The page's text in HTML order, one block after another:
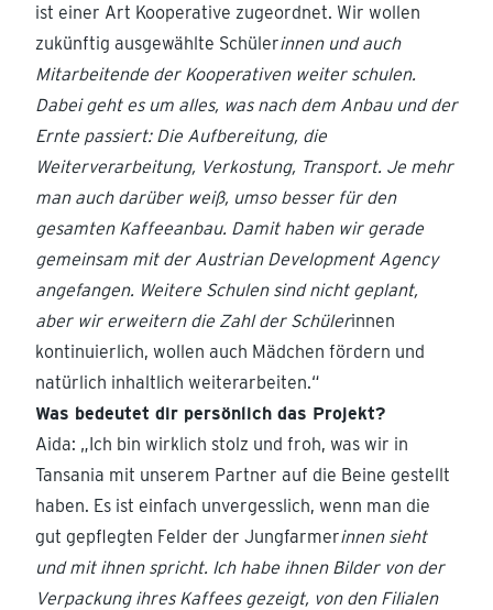
ist einer Art Kooperative zugeordnet. Wir wollen
zukünftig ausgewählte Schülerinnen und auch
Mitarbeitende der Kooperativen weiter schulen.
Dabei geht es um alles, was nach dem Anbau und der
Ernte passiert: Die Aufbereitung, die
Weiterverarbeitung, Verkostung, Transport. Je mehr
man auch darüber weiß, umso besser für den
gesamten Kaffeeanbau. Damit haben wir gerade
gemeinsam mit der Austrian Development Agency
angefangen. Weitere Schulen sind nicht geplant,
aber wir erweitern die Zahl der Schülerinnen
kontinuierlich, wollen auch Mädchen fördern und
natürlich inhaltlich weiterarbeiten.“
Was bedeutet dir persönlich das Projekt?
Aida: „Ich bin wirklich stolz und froh, was wir in
Tansania mit unserem Partner auf die Beine gestellt
haben. Es ist einfach unvergesslich, wenn man die
gut gepflegten Felder der Jungfarmerinnen sieht
und mit ihnen spricht. Ich habe ihnen Bilder von der
Verpackung ihres Kaffees gezeigt, von den Filialen